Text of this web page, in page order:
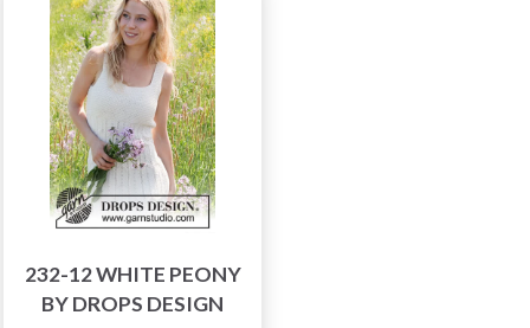
232-12 WHITE PEONY
BY DROPS DESIGN